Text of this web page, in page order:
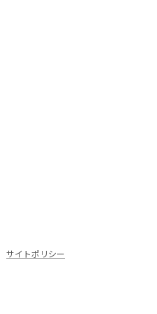
サイトポリシー